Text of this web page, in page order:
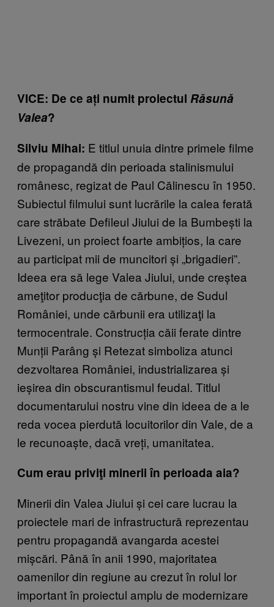
VICE: De ce ați numit proiectul Răsună
Valea?
Silviu Mihai: E titlul unuia dintre primele filme
de propagandă din perioada stalinismului
românesc, regizat de Paul Călinescu în 1950.
Subiectul filmului sunt lucrările la calea ferată
care străbate Defileul Jiului de la Bumbești la
Livezeni, un proiect foarte ambițios, la care
au participat mii de muncitori și „brigadieri”.
Ideea era să lege Valea Jiului, unde creștea
ameţitor producţia de cărbune, de Sudul
României, unde cărbunii era utilizaţi la
termocentrale. Construcția căii ferate dintre
Munții Parâng și Retezat simboliza atunci
dezvoltarea României, industrializarea și
ieșirea din obscurantismul feudal. Titlul
documentarului nostru vine din ideea de a le
reda vocea pierdută locuitorilor din Vale, de a
le recunoaște, dacă vreți, umanitatea.
Cum erau priviţi minerii în perioada aia?
Minerii din Valea Jiului și cei care lucrau la
proiectele mari de infrastructură reprezentau
pentru propagandă avangarda acestei
mișcări. Până în anii 1990, majoritatea
oamenilor din regiune au crezut în rolul lor
important în proiectul amplu de modernizare